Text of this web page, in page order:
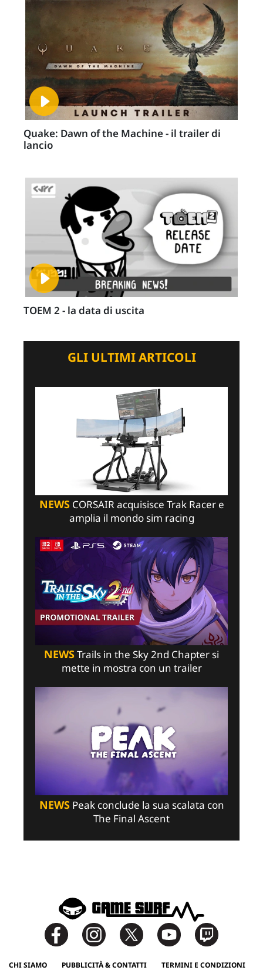
Quake: Dawn of the Machine - il trailer di
lancio
TOEM 2 - la data di uscita
GLI ULTIMI ARTICOLI
NEWSCORSAIR acquisisce Trak Racer e
amplia il mondo sim racing
NEWSTrails in the Sky 2nd Chapter si
mette in mostra con un trailer
NEWSPeak conclude la sua scalata con
The Final Ascent
CHI SIAMO PUBBLICITÀ & CONTATTI TERMINI E CONDIZIONI